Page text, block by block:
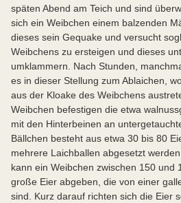
späten Abend am Teich und sind
sich ein Weibchen einem balzenden
dieses sein Gequake und versucht
Weibchens zu ersteigen und dieses
umklammern. Nach Stunden,
es in dieser Stellung zum Ablaichen,
aus der Kloake des Weibchens
Weibchen befestigen die etwa
mit den Hinterbeinen an
Bällchen besteht aus etwa 30 bis 80
mehrere Laichballen abgesetzt
kann ein Weibchen zwischen 150 und
große Eier abgeben, die von einer
sind. Kurz darauf richten sich die Eier